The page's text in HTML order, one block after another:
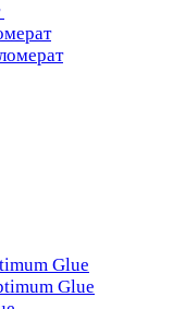
Glue
Glue